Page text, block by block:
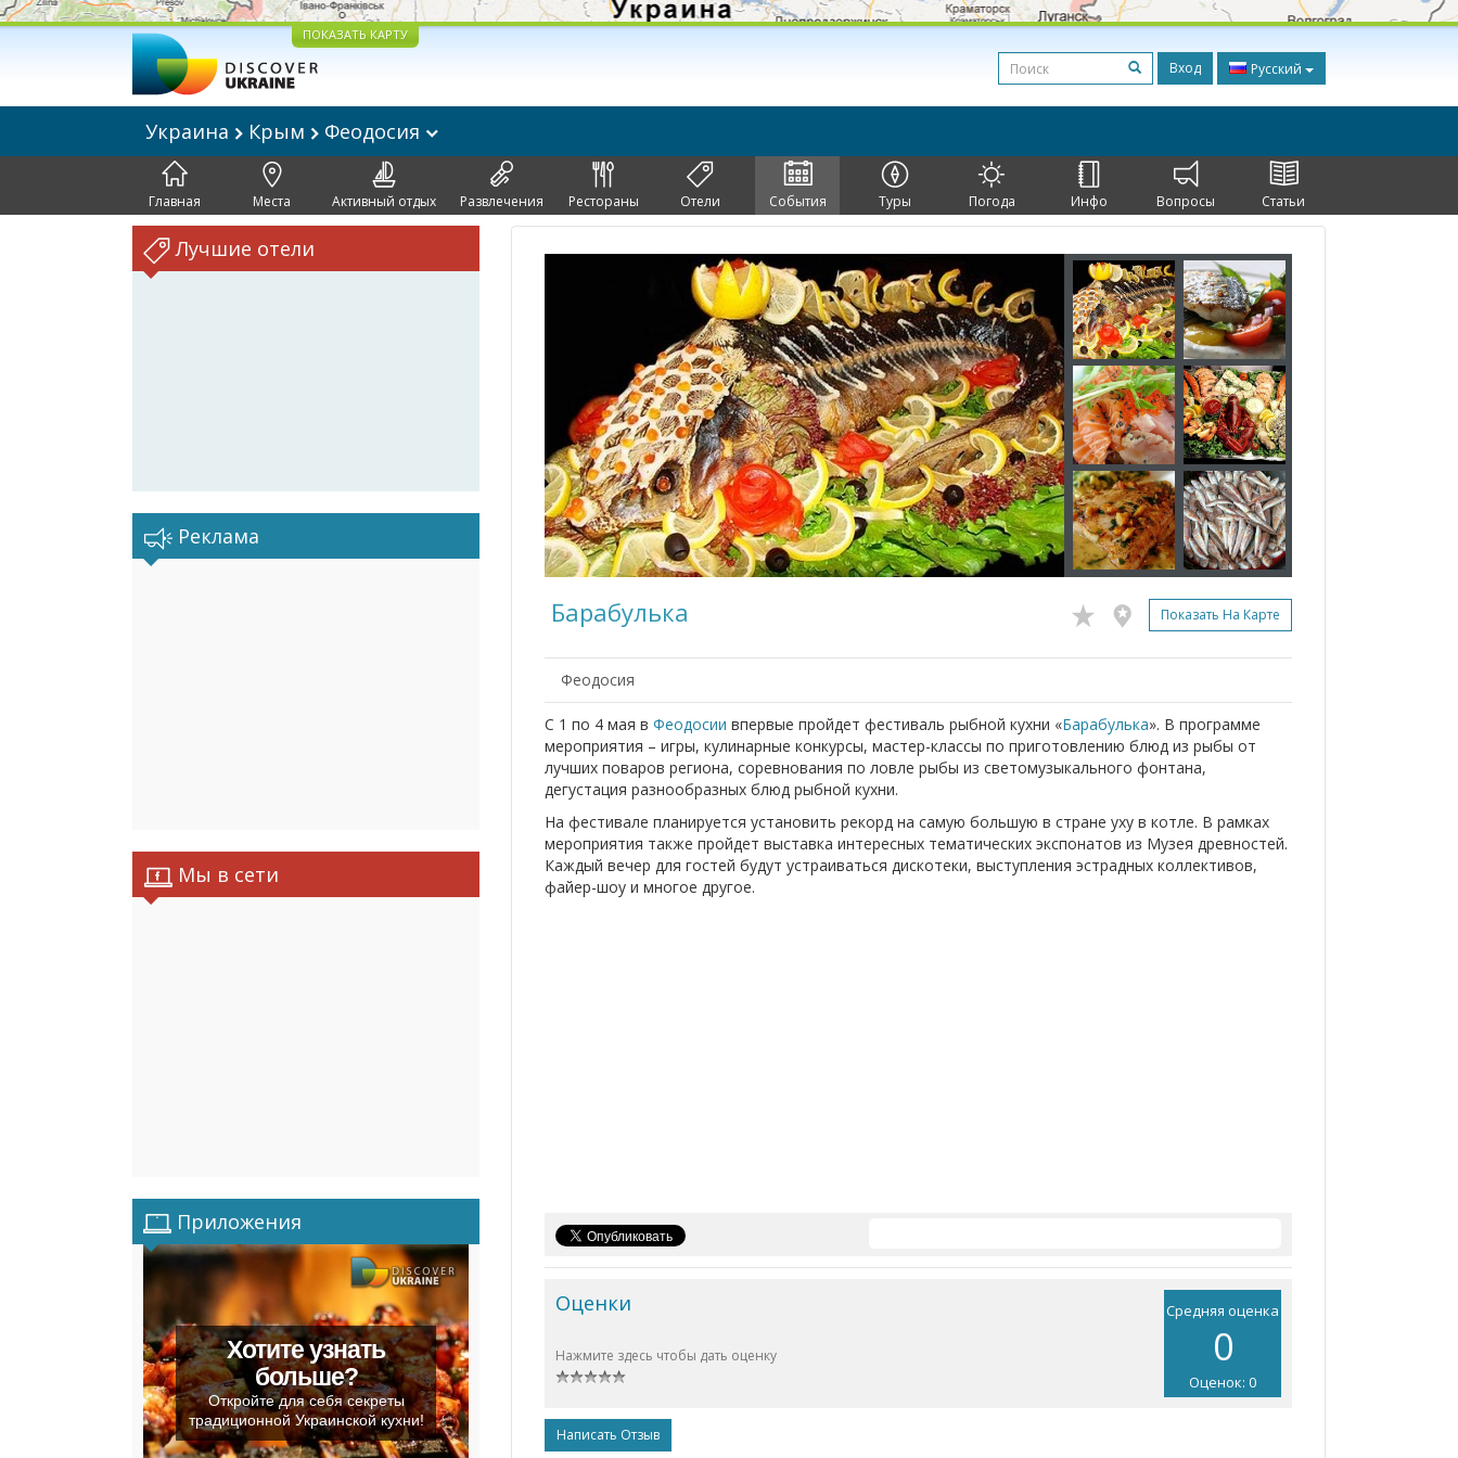
ПОКАЗАТЬ КАРТУ
Вход Русский
Украина Крым Феодосия
Главная Места Активный отдых Развлечения Рестораны Отели События Туры Погода Инфо Вопросы Статьи
Лучшие отели
Реклама
Мы в сети
Приложения
Хотите узнать
больше?
Откройте для себя секреты
традиционной Украинской кухни!
Барабулька Показать На Карте
Феодосия
С 1 по 4 мая в Феодосии впервые пройдет фестиваль рыбной кухни «Барабулька». В программе
мероприятия – игры, кулинарные конкурсы, мастер-классы по приготовлению блюд из рыбы от
лучших поваров региона, соревнования по ловле рыбы из светомузыкального фонтана,
дегустация разнообразных блюд рыбной кухни.
На фестивале планируется установить рекорд на самую большую в стране уху в котле. В рамках
мероприятия также пройдет выставка интересных тематических экспонатов из Музея древностей.
Каждый вечер для гостей будут устраиваться дискотеки, выступления эстрадных коллективов,
файер-шоу и многое другое.
Средняя оценка
0
Оценок: 0
Оценки
Нажмите здесь чтобы дать оценку
Написать Отзыв